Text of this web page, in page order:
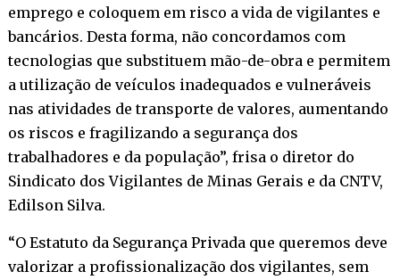
emprego e coloquem em risco a vida de vigilantes e
bancários. Desta forma, não concordamos com
tecnologias que substituem mão-de-obra e permitem
a utilização de veículos inadequados e vulneráveis
nas atividades de transporte de valores, aumentando
os riscos e fragilizando a segurança dos
trabalhadores e da população”, frisa o diretor do
Sindicato dos Vigilantes de Minas Gerais e da CNTV,
Edilson Silva.
“O Estatuto da Segurança Privada que queremos deve
valorizar a profissionalização dos vigilantes, sem